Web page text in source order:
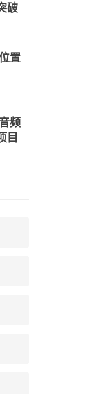
破
置
频
目